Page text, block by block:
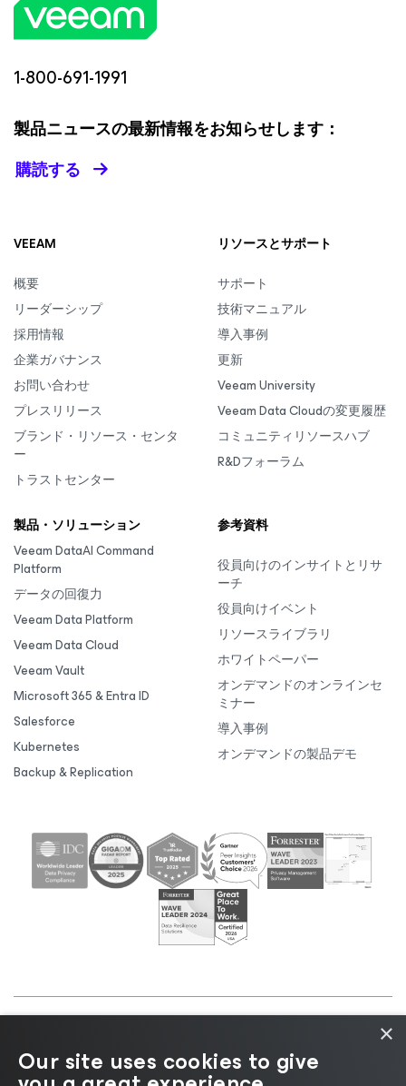
1-800-691-1991
製品ニュースの最新情報をお知らせします：
購読する
VEEAM
概要
リーダーシップ
採用情報
企業ガバナンス
お問い合わせ
プレスリリース
ブランド・リソース・センタ
ー
トラストセンター
リソースとサポート
サポート
技術マニュアル
導入事例
更新
Veeam University
Veeam Data Cloudの変更履歴
コミュニティリソースハブ
R&Dフォーラム
製品・ソリューション
Veeam DataAI Command
Platform
データの回復力
Veeam Data Platform
Veeam Data Cloud
Veeam Vault
Microsoft 365 & Entra ID
Salesforce
Kubernetes
Backup & Replication
参考資料
役員向けのインサイトとリサ
ーチ
役員向けイベント
リソースライブラリ
ホワイトペーパー
オンデマンドのオンラインセ
ミナー
導入事例
オンデマンドの製品デモ
プライバシーに関する通
知|Cookieに関する通知|リーガル| ライセンスポリ
シー| サプライヤーリソース
×
Our site uses cookies to give